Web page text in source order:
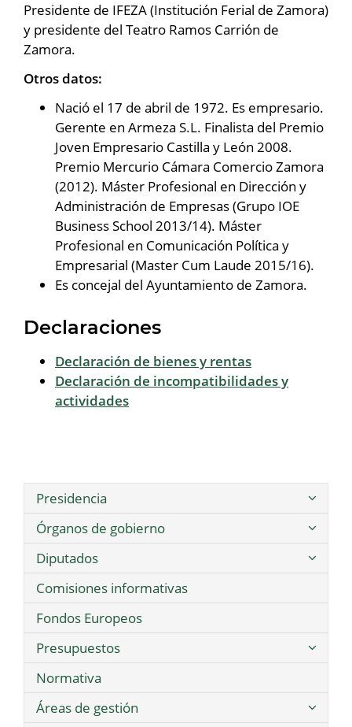
Presidente de IFEZA (Institución Ferial de Zamora)
y presidente del Teatro Ramos Carrión de
Zamora.
Otros datos:
Nació el 17 de abril de 1972. Es empresario.
Gerente en Armeza S.L. Finalista del Premio
Joven Empresario Castilla y León 2008.
Premio Mercurio Cámara Comercio Zamora
(2012). Máster Profesional en Dirección y
Administración de Empresas (Grupo IOE
Business School 2013/14). Máster
Profesional en Comunicación Política y
Empresarial (Master Cum Laude 2015/16).
Es concejal del Ayuntamiento de Zamora.
Declaraciones
Declaración de bienes y rentas
Declaración de incompatibilidades y
actividades
Presidencia
Órganos de gobierno
Diputados
Comisiones informativas
Fondos Europeos
Presupuestos
Normativa
Áreas de gestión